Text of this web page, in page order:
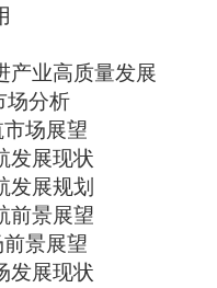
产业高质量发展
场分析
场展望
发展现状
发展规划
前景展望
景展望
发展现状